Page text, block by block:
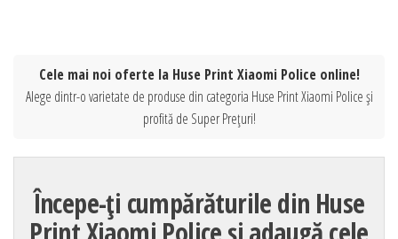
Cele mai noi oferte la Huse Print Xiaomi Police online!
Alege dintr-o varietate de produse din categoria Huse Print Xiaomi Police și
profită de Super Prețuri!
Începe-ți cumpărăturile din Huse